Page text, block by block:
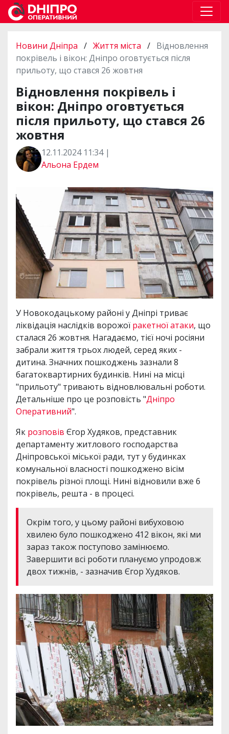
Новини Дніпра / Життя міста / Відновлення
покрівель і вікон: Дніпро оговтується після
прильоту, що стався 26 жовтня
Відновлення покрівель і
вікон: Дніпро оговтується
після прильоту, що стався 26
жовтня
12.11.2024 11:34 |
Альона Ердем
У Новокодацькому районі у Дніпрі триває
ліквідація наслідків ворожої ракетної атаки, що
сталася 26 жовтня. Нагадаємо, тієї ночі росіяни
забрали життя трьох людей, серед яких -
дитина. Значних пошкоджень зазнали 8
багатоквартирних будинків. Нині на місці
"прильоту" тривають відновлювальні роботи.
Детальніше про це розповість "Дніпро
Оперативний".
Як розповів Єгор Худяков, представник
департаменту житлового господарства
Дніпровської міської ради, тут у будинках
комунальної власності пошкоджено вісім
покрівель різної площі. Нині відновили вже 6
покрівель, решта - в процесі.
Окрім того, у цьому районі вибуховою
хвилею було пошкоджено 412 вікон, які ми
зараз також поступово замінюємо.
Завершити всі роботи плануємо упродовж
двох тижнів, - зазначив Єгор Худяков.